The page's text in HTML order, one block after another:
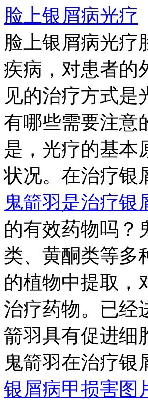
脸上银屑病光疗
脸上银屑病光疗
疾病，对患者的
见的治疗方式
有哪些需要注意
是，光疗的基本
状况。在治疗银
鬼箭羽是治疗银
的有效药物吗？
类、黄酮类等多
的植物中提取，
治疗药物。已经
箭羽具有促进细
鬼箭羽在治疗银
银屑病甲损害图